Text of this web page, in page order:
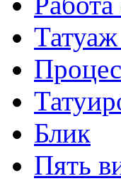
Блик
Пять